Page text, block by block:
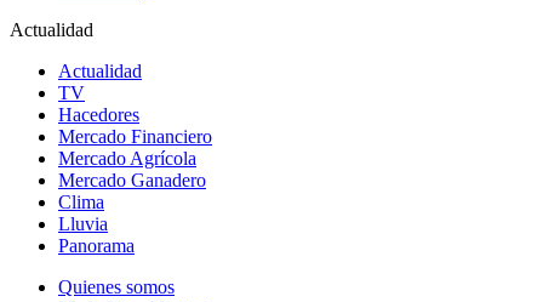
Actualidad
Actualidad
TV
Hacedores
Mercado Financiero
Mercado Agrícola
Mercado Ganadero
Clima
Lluvia
Panorama
Quienes somos